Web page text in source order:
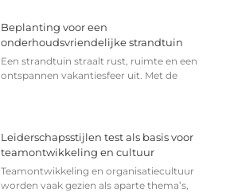
Beplanting voor een
onderhoudsvriendelijke strandtuin
Een strandtuin straalt rust, ruimte en een
ontspannen vakantiesfeer uit. Met de
Leiderschapsstijlen test als basis voor
teamontwikkeling en cultuur
Teamontwikkeling en organisatiecultuur
worden vaak gezien als aparte thema’s,